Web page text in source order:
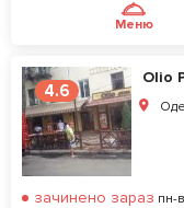
Меню
4.6
Olio
зачинено зараз пн-